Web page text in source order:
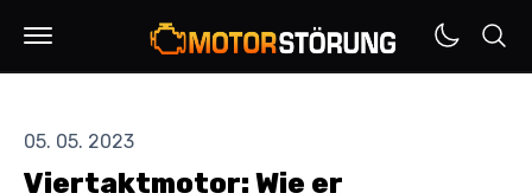
05. 05. 2023
Viertaktmotor: Wie er